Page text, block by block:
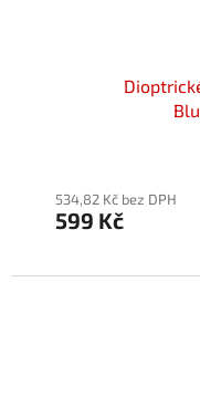
534,82 Kč bez DPH
599 Kč